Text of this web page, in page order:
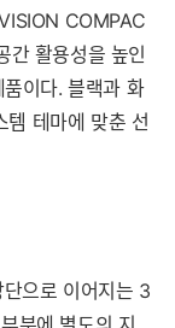
COMPAC
간 활용성을 높인
이다. 블랙과 화
템 테마에 맞춘 선
으로 이어지는 3